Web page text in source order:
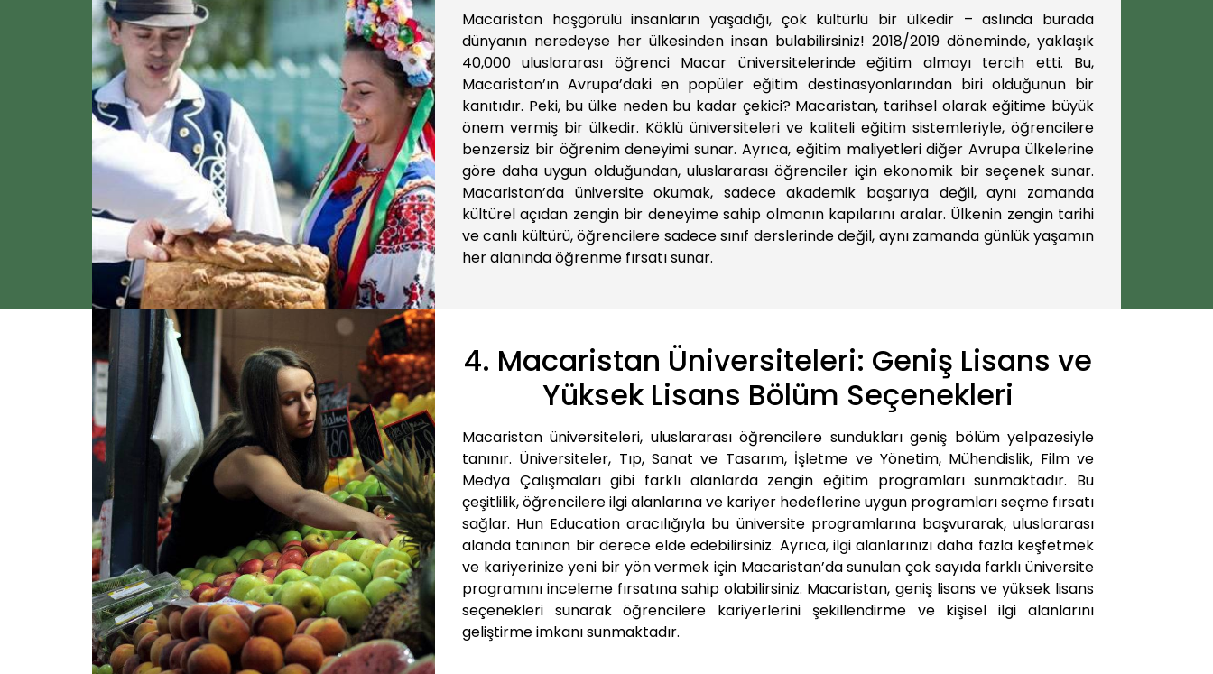
Macaristan hoşgörülü insanların yaşadığı, çok kültürlü bir ülkedir – aslında burada
dünyanın neredeyse her ülkesinden insan bulabilirsiniz! 2018/2019 döneminde, yaklaşık
40,000 uluslararası öğrenci Macar üniversitelerinde eğitim almayı tercih etti. Bu,
Macaristan’ın Avrupa’daki en popüler eğitim destinasyonlarından biri olduğunun bir
kanıtıdır. Peki, bu ülke neden bu kadar çekici? Macaristan, tarihsel olarak eğitime büyük
önem vermiş bir ülkedir. Köklü üniversiteleri ve kaliteli eğitim sistemleriyle, öğrencilere
benzersiz bir öğrenim deneyimi sunar. Ayrıca, eğitim maliyetleri diğer Avrupa ülkelerine
göre daha uygun olduğundan, uluslararası öğrenciler için ekonomik bir seçenek sunar.
Macaristan’da üniversite okumak, sadece akademik başarıya değil, aynı zamanda
kültürel açıdan zengin bir deneyime sahip olmanın kapılarını aralar. Ülkenin zengin tarihi
ve canlı kültürü, öğrencilere sadece sınıf derslerinde değil, aynı zamanda günlük yaşamın
her alanında öğrenme fırsatı sunar.
4. Macaristan Üniversiteleri: Geniş Lisans ve
Yüksek Lisans Bölüm Seçenekleri
Macaristan üniversiteleri, uluslararası öğrencilere sundukları geniş bölüm yelpazesiyle
tanınır. Üniversiteler, Tıp, Sanat ve Tasarım, İşletme ve Yönetim, Mühendislik, Film ve
Medya Çalışmaları gibi farklı alanlarda zengin eğitim programları sunmaktadır. Bu
çeşitlilik, öğrencilere ilgi alanlarına ve kariyer hedeflerine uygun programları seçme fırsatı
sağlar. Hun Education aracılığıyla bu üniversite programlarına başvurarak, uluslararası
alanda tanınan bir derece elde edebilirsiniz. Ayrıca, ilgi alanlarınızı daha fazla keşfetmek
ve kariyerinize yeni bir yön vermek için Macaristan’da sunulan çok sayıda farklı üniversite
programını inceleme fırsatına sahip olabilirsiniz. Macaristan, geniş lisans ve yüksek lisans
seçenekleri sunarak öğrencilere kariyerlerini şekillendirme ve kişisel ilgi alanlarını
geliştirme imkanı sunmaktadır.